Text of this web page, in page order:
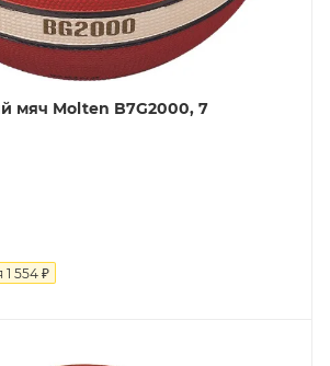
мяч Molten B7G2000, 7
1 554 ₽